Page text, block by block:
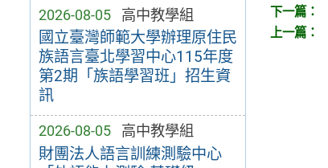
2026-08-05 高中教學組
國立臺灣師範大學辦理原住民
族語言臺北學習中心115年度
第2期「族語學習班」招生資
訊
2026-08-05 高中教學組
財團法人語言訓練測驗中心